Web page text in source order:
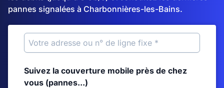
pannes signalées à Charbonnières-les-Bains.
Suivez la couverture mobile près de chez
vous (pannes...)